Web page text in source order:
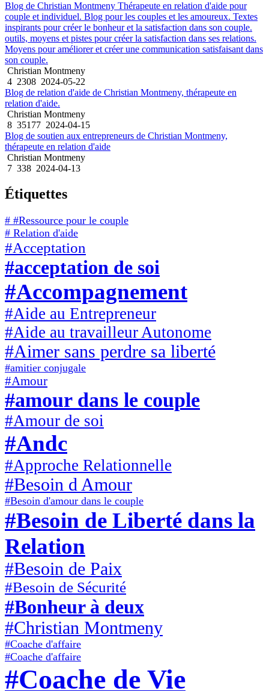
Blog de Christian Montmeny Thérapeute en relation d'aide pour
couple et individuel. Blog pour les couples et les amoureux. Textes
inspirants pour créer le bonheur et la satisfaction dans son couple.
outils, moyens et pistes pour créer la satisfaction dans ses relations.
Moyens pour améliorer et créer une communication satisfaisant dans
son couple.
Christian Montmeny
4 2308 2024-05-22
Blog de relation d'aide de Christian Montmeny, thérapeute en
relation d'aide.
Christian Montmeny
8 35177 2024-04-15
Blog de soutien aux entrepreneurs de Christian Montmeny,
thérapeute en relation d'aide
Christian Montmeny
7 338 2024-04-13
Étiquettes
# #Ressource pour le couple
# Relation d'aide
#Acceptation
#acceptation de soi
#Accompagnement
#Aide au Entrepreneur
#Aide au travailleur Autonome
#Aimer sans perdre sa liberté
#amitier conjugale
#Amour
#amour dans le couple
#Amour de soi
#Andc
#Approche Relationnelle
#Besoin d Amour
#Besoin d'amour dans le couple
#Besoin de Liberté dans la
Relation
#Besoin de Paix
#Besoin de Sécurité
#Bonheur à deux
#Christian Montmeny
#Coache d'affaire
#Coache d'affaire
#Coache de Vie